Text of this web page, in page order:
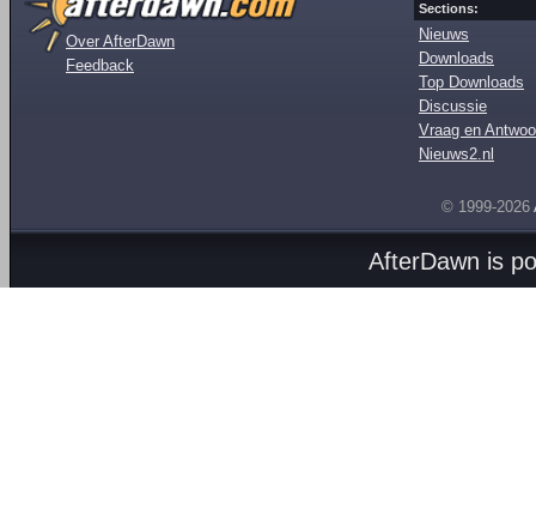
Over AfterDawn
Feedback
Sections:
Nieuws
Downloads
Top Downloads
Discussie
Vraag en
Nieuws2.nl
© 1999-2026
AfterDawn is